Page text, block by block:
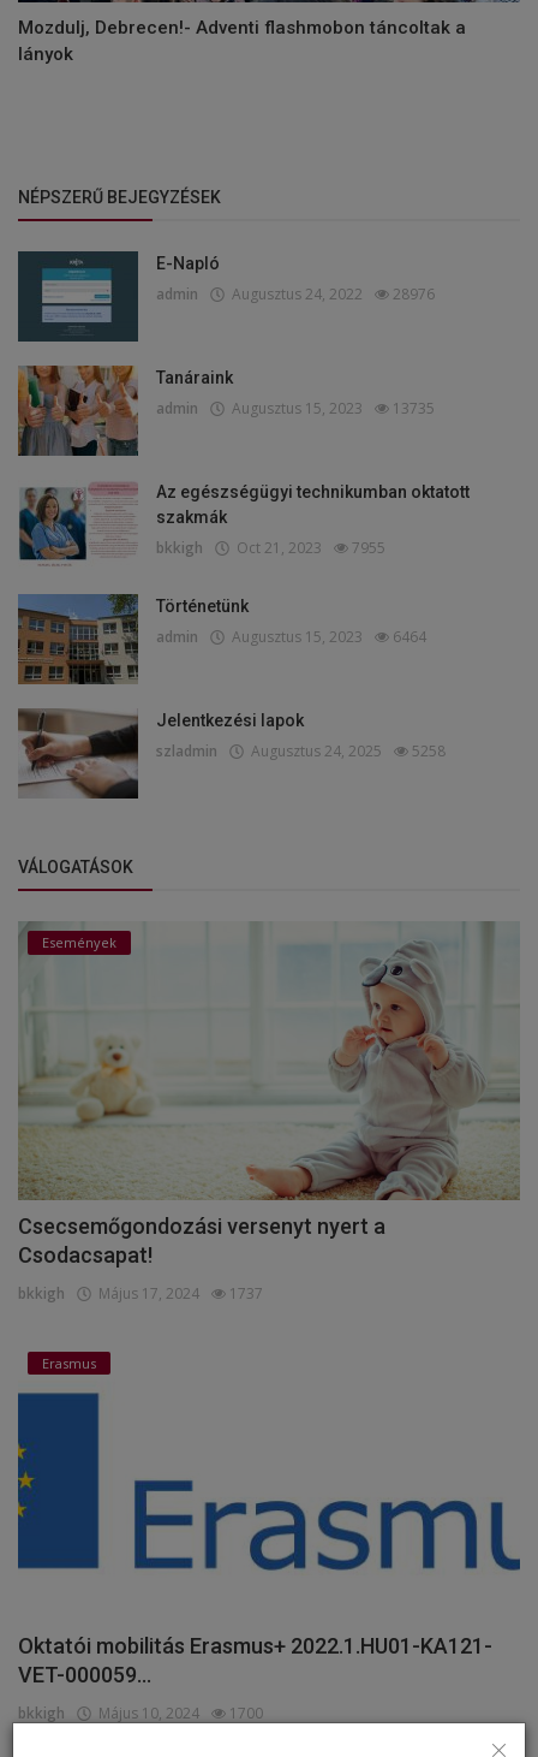
Mozdulj, Debrecen!- Adventi flashmobon táncoltak a
lányok
NÉPSZERŰ BEJEGYZÉSEK
E-Napló
admin Augusztus 24, 2022 28976
Tanáraink
admin Augusztus 15, 2023 13735
Az egészségügyi technikumban oktatott
szakmák
bkkigh Oct 21, 2023 7955
Történetünk
admin Augusztus 15, 2023 6464
Jelentkezési lapok
szladmin Augusztus 24, 2025 5258
VÁLOGATÁSOK
Események
Csecsemőgondozási versenyt nyert a
Csodacsapat!
bkkigh Május 17, 2024 1737
Erasmus
Oktatói mobilitás Erasmus+ 2022.1.HU01-KA121-
VET-000059...
bkkigh Május 10, 2024 1700